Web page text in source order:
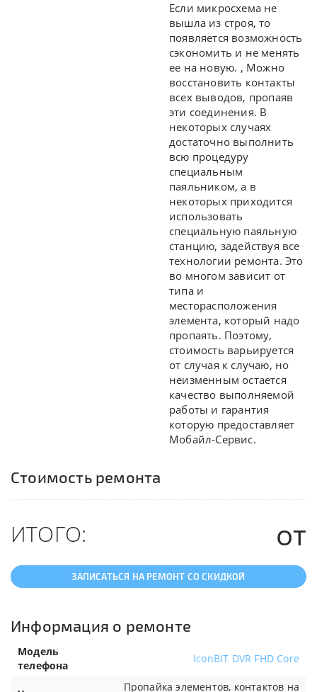
Если микросхема не
вышла из строя, то
появляется возможность
сэкономить и не менять
ее на новую. , Можно
восстановить контакты
всех выводов, пропаяв
эти соединения. В
некоторых случаях
достаточно выполнить
всю процедуру
специальным
паяльником, а в
некоторых приходится
использовать
специальную паяльную
станцию, задействуя все
технологии ремонта. Это
во многом зависит от
типа и
месторасположения
элемента, который надо
пропаять. Поэтому,
стоимость варьируется
от случая к случаю, но
неизменным остается
качество выполняемой
работы и гарантия
которую предоставляет
Мобайл-Сервис.
Стоимость ремонта
ИТОГО: от
ЗАПИСАТЬСЯ НА РЕМОНТ СО СКИДКОЙ
Информация о ремонте
Модель
телефона
IconBIT DVR FHD Core
Пропайка элементов, контактов на